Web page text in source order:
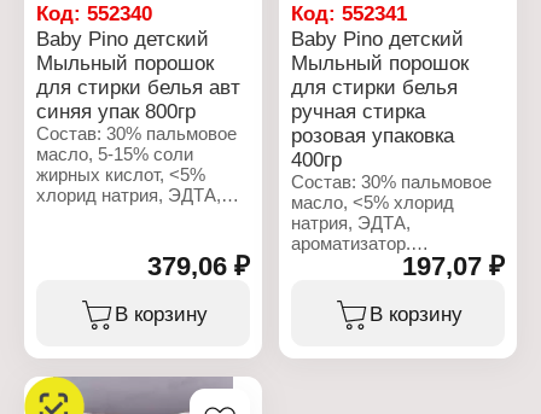
Код: 552340
Baby Pino детский
Мыльный порошок
для стирки белья авт
синяя упак 800гр
Состав: 30% пальмовое
масло, 5-15% соли
жирных кислот, <5%
хлорид натрия, ЭДТА,
Характеристики:
Бренд: Baby Pino
Тип товара: Средство
для стирки
Тип стирки: автомат
Форма выпуска: порошок
Объем: 800 г
379,06 ₽
В корзину
Код:552341
Baby Pino детский
Мыльный порошок
для стирки белья
ручная стирка
розовая упаковка
400гр
Состав: 30% пальмовое
масло, <5% хлорид
натрия, ЭДТА,
ароматизатор.
Бренд: Baby Pino
Тип товара: Средство
197,07 ₽
В корзину